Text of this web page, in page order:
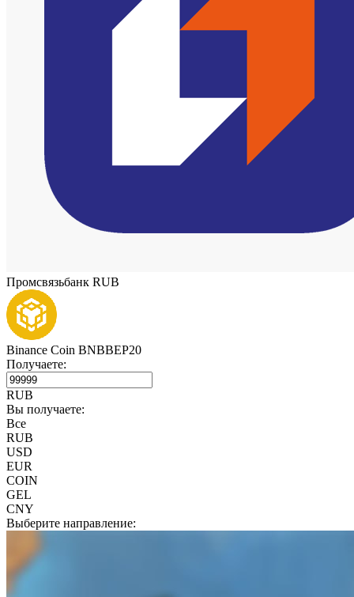
Промсвязьбанк RUB
Binance Coin BNBBEP20
Получаете:
RUB
Вы получаете:
Все
RUB
USD
EUR
COIN
GEL
CNY
Выберите направление: